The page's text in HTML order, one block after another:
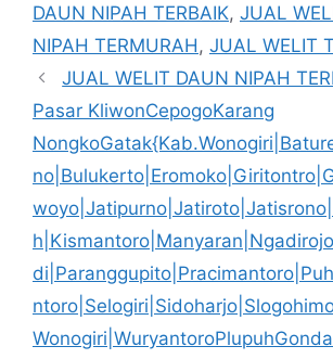
DAUN NIPAH TERBAIK, JUAL
NIPAH TERMURAH , JUAL WELIT
JUAL WELIT DAUN NIPAH
Pasar KliwonCepogoKarang